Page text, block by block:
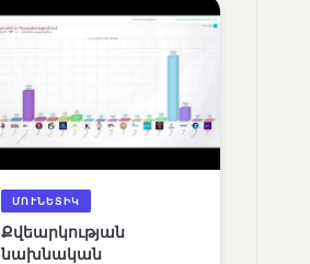
ՄՈՒՆԵՏԻԿ
Քվեարկության
նախնական